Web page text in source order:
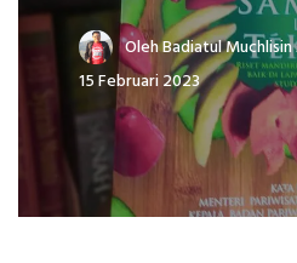
OlehBadiatul
15 Februari 2023